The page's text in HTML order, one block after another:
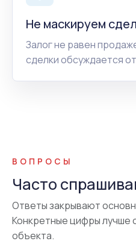
Не маскируем
Залог не равен
сделки обсуждается
ВОПРОСЫ
Часто
Ответы закрывают
Конкретные цифры лучше
объекта.